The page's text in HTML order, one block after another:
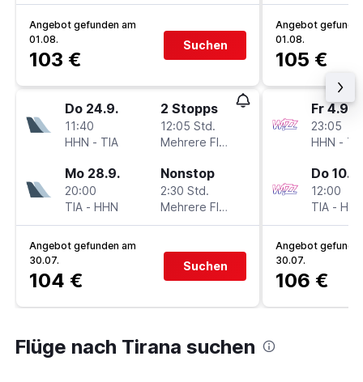
Angebot gefunden am
01.08.
103 €
Suchen
Do 24.9.
11:40
HHN - TIA
2 Stopps
12:05 Std.
Mehrere Fluglinien
Mo 28.9.
20:00
TIA - HHN
Nonstop
2:30 Std.
Mehrere Fluglinien
Angebot gefunden am
30.07.
104 €
Suchen
Angebot
01.08.
105 €
Fr 4.9.
23:05
HHN -
Do 10.9.
12:00
TIA -
Angebot
30.07.
106 €
Flüge nach Tirana suchen